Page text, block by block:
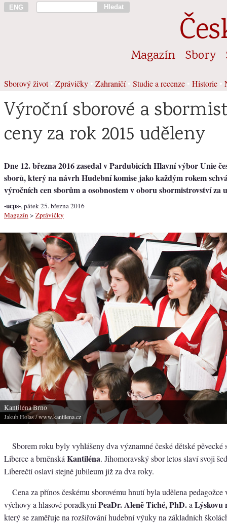
ENG Hledat
Magazín Sbory
Sborový život• Zprávičky Zahraničí• Studie a recenze Historie
Výroční sborové a
ceny za rok 2015 uděleny
Dne 12. března 2016 zasedal v Pardubicích Hlavní výbor Unie
sborů, který na návrh Hudební komise jako každým rokem
výročních cen sborům a osobnostem v oboru sbormistrovství za
-ucps-, pátek 25. března 2016
Magazín > Zprávičky
Kantiléna Brno
Jakub Holas/ www.kantilena.cz
Sborem roku byly vyhlášeny dva významné české dětské
Liberce a brněnská Kantiléna. Jihomoravský sbor letos slaví svoji
Liberečtí oslaví stejné jubileum již za dva roky.
Cena za přínos českému sborovému hnutí byla udělena pedagožce
výchovy a hlasové poradkyni PeaDr. Aleně Tiché, PhD.a Lýskovu
který se zaměřuje na rozšiřování hudební výuky na základních